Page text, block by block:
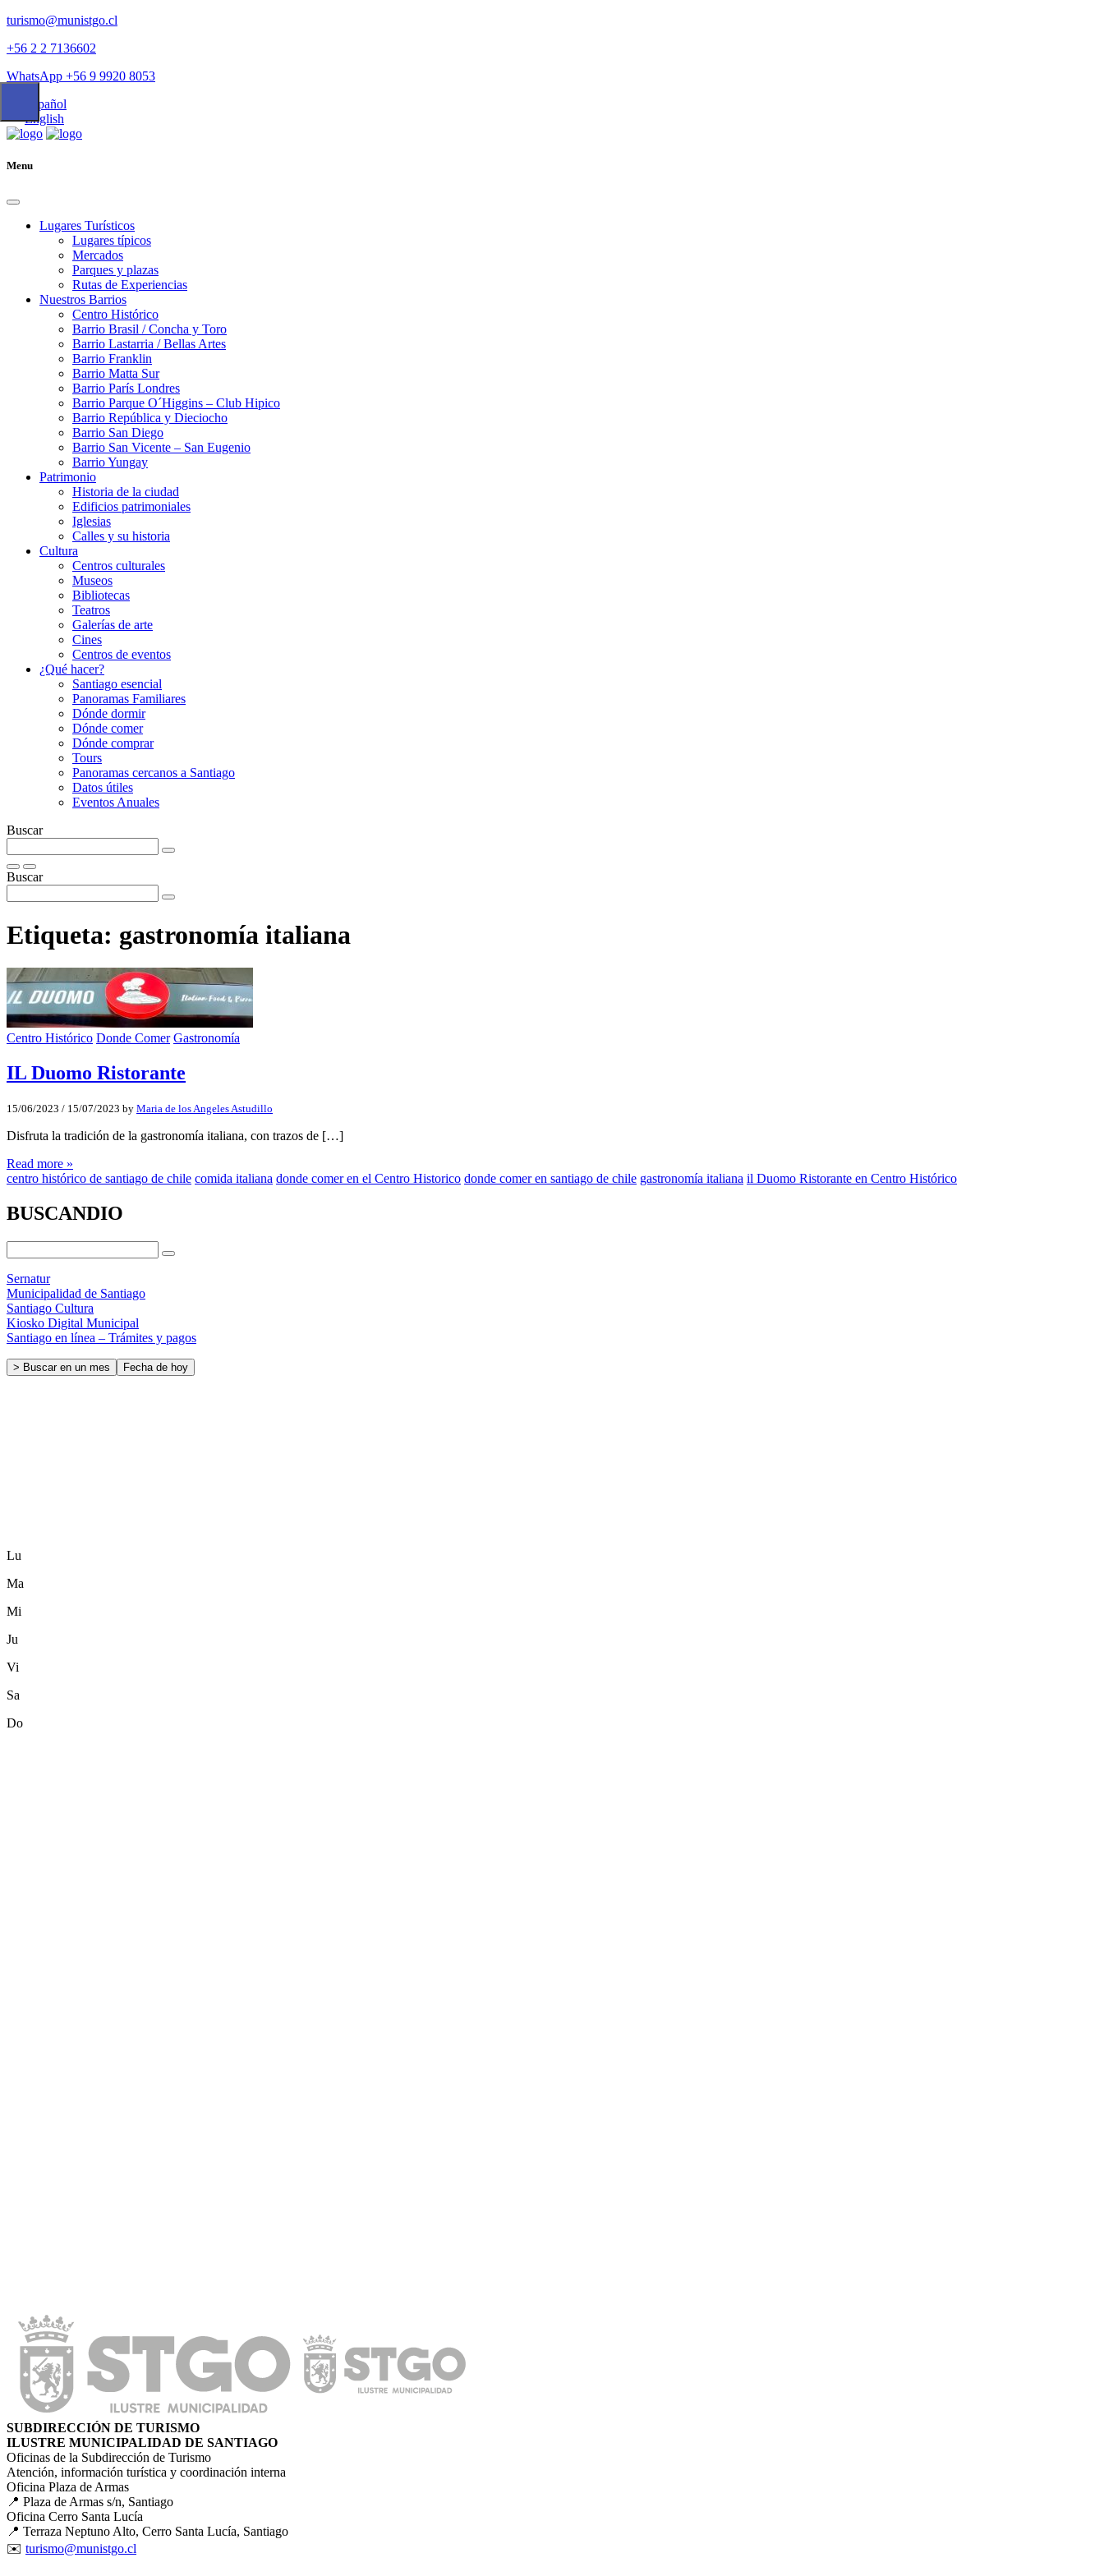
turismo@munistgo.cl
+56 2 2 7136602
WhatsApp +56 9 9920 8053
Español
English
Menu
Lugares Turísticos
Lugares tí­picos
Mercados
Parques y plazas
Rutas de Experiencias
Nuestros Barrios
Centro Histórico
Barrio Brasil / Concha y Toro
Barrio Lastarria / Bellas Artes
Barrio Franklin
Barrio Matta Sur
Barrio Parí­s Londres
Barrio Parque O´Higgins – Club Hipico
Barrio República y Dieciocho
Barrio San Diego
Barrio San Vicente – San Eugenio
Barrio Yungay
Patrimonio
Historia de la ciudad
Edificios patrimoniales
Iglesias
Calles y su historia
Cultura
Centros culturales
Museos
Bibliotecas
Teatros
Galerí­as de arte
Cines
Centros de eventos
¿Qué hacer?
Santiago esencial
Panoramas Familiares
Dónde dormir
Dónde comer
Dónde comprar
Tours
Panoramas cercanos a Santiago
Datos útiles
Eventos Anuales
Buscar
Buscar
Etiqueta: gastronomía italiana
Centro Histórico Donde Comer Gastronomía
IL Duomo Ristorante
15/06/2023 / 15/07/2023 by Maria de los Angeles Astudillo
Disfruta la tradición de la gastronomía italiana, con trazos de […]
Read more »
centro histórico de santiago de chile comida italiana donde comer en el Centro Historico donde comer en santiago de chile gastronomía italiana il Duomo Ristorante en Centro Histórico
BUSCANDIO
Sernatur
Municipalidad de Santiago
Santiago Cultura
Kiosko Digital Municipal
Santiago en línea – Trámites y pagos
> Buscar en un mes Fecha de hoy
Lu
Ma
Mi
Ju
Vi
Sa
Do
SUBDIRECCIÓN DE TURISMO
ILUSTRE MUNICIPALIDAD DE SANTIAGO
Oficinas de la Subdirección de Turismo
Atención, información turística y coordinación interna
Oficina Plaza de Armas
📍 Plaza de Armas s/n, Santiago
Oficina Cerro Santa Lucía
📍 Terraza Neptuno Alto, Cerro Santa Lucía, Santiago
✉️ turismo@munistgo.cl